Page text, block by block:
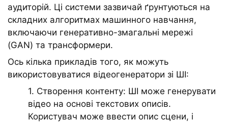
аудиторій. Ці системи зазвичай ґрунтуються на
складних алгоритмах машинного навчання,
включаючи генеративно-змагальні мережі
(GAN) та трансформери.
Ось кілька прикладів того, як можуть
використовуватися відеогенератори зі ШІ:
1. Створення контенту: ШІ може генерувати
відео на основі текстових описів.
Користувач може ввести опис сцени, і